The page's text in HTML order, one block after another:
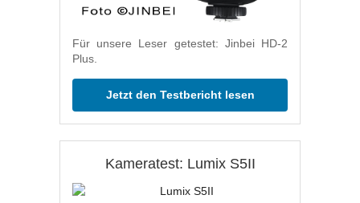
Für unsere Leser getestet: Jinbei HD-2
Plus.
Jetzt den Testbericht lesen
Kameratest: Lumix S5II